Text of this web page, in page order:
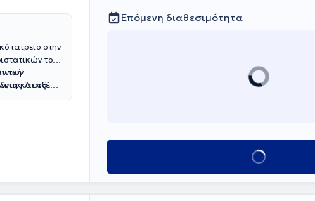
ιατρείο στην
του
Ά στο
των
και οξέα
Επόμενη διαθεσιμότητα
Κλείσε ραντεβού